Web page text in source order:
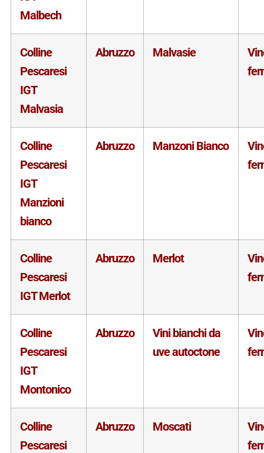
Malbech
Colline
Pescaresi
IGT
Malvasia
Abruzzo Malvasie
Colline
Pescaresi
IGT
Manzioni
bianco
Abruzzo Manzoni Bianco
Colline
Pescaresi
IGT Merlot
Abruzzo Merlot
Colline
Pescaresi
IGT
Montonico
Abruzzo
Vini bianchi da
uve autoctone
Colline
Pescaresi
Abruzzo Moscati